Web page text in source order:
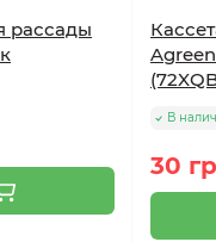
черное
50
рассады
В
30